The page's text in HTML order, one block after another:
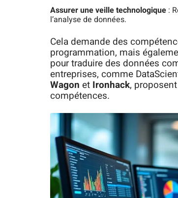
Assurer une veille technologique :
l’analyse de données.
Cela demande des
programmation, mais
pour traduire des données
entreprises, comme
Wagon et Ironhack,
compétences.